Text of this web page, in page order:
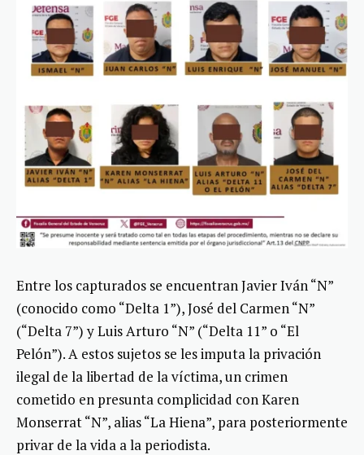
Entre los capturados se encuentran Javier Iván “N”
(conocido como “Delta 1”), José del Carmen “N”
(“Delta 7”) y Luis Arturo “N” (“Delta 11” o “El
Pelón”). A estos sujetos se les imputa la privación
ilegal de la libertad de la víctima, un crimen
cometido en presunta complicidad con Karen
Monserrat “N”, alias “La Hiena”, para posteriormente
privar de la vida a la periodista.